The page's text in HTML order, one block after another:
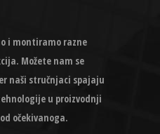
i montiramo razne
Možete nam se
naši stručnjaci spajaju
u proizvodnji
očekivanoga.